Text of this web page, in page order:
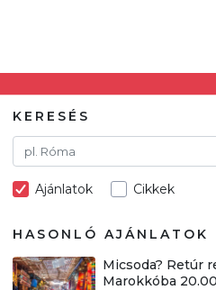
KERESÉS
Ajánlatok Cikkek
HASONLÓ AJÁNLATOK
Micsoda? Retúr
Marokkóba